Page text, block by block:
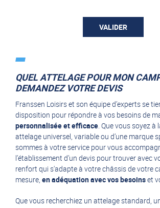
QUEL ATTELAGE POUR MON
DEMANDEZ VOTRE DEVIS
Franssen Loisirs et son équipe d’experts se
disposition pour répondre à vos besoins de
personnalisée et efficace. Que vous soyez à
attelage universel, variable ou d’une marque
sommes à votre service pour vous
l’établissement d’un devis pour trouver avec
renfort qui s'adapte à votre châssis de votre
mesure, en adéquation avec vos besoinset
Que vous recherchiez un attelage standard,